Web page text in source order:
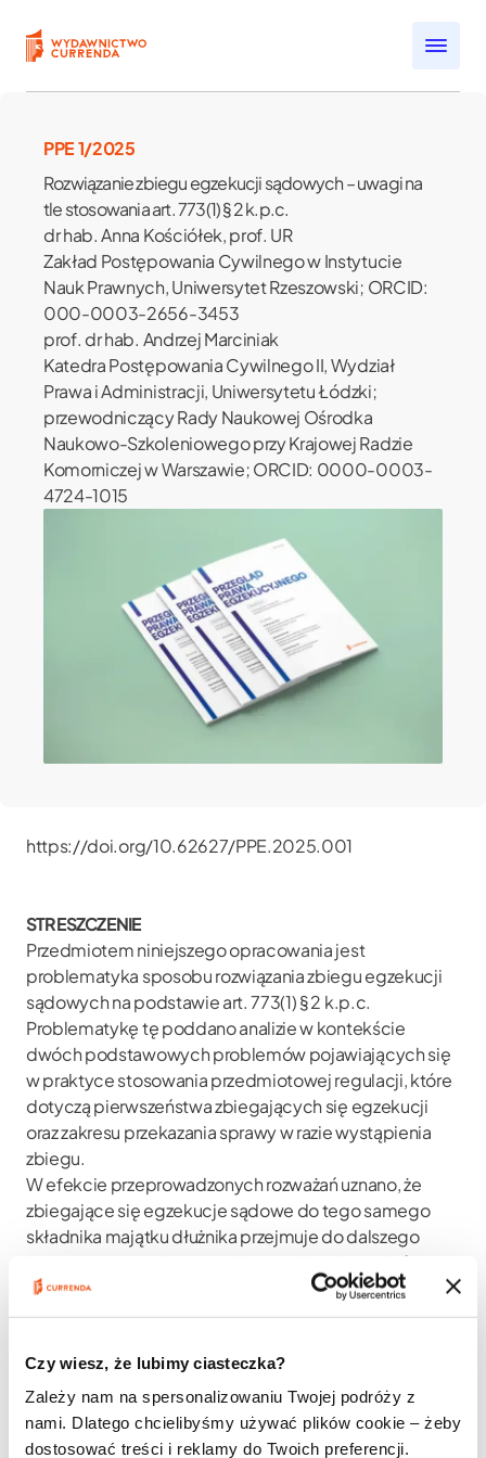
Czy wiesz, że lubimy ciasteczka?
Zależy nam na spersonalizowaniu Twojej podróży z
nami. Dlatego chcielibyśmy używać plików cookie – żeby
dostosować treści i reklamy do Twoich preferencji.
Open submenu
Open submenu
Open submenu
PPE 1/2025
Rozwiązanie zbiegu egzekucji sądowych – uwagi na
tle stosowania art. 773(1) § 2 k.p.c.
dr hab. Anna Kościółek, prof. UR
Zakład Postępowania Cywilnego w Instytucie
Nauk Prawnych, Uniwersytet Rzeszowski; ORCID:
000-0003-2656-3453
prof. dr hab. Andrzej Marciniak
Katedra Postępowania Cywilnego II, Wydział
Prawa i Administracji, Uniwersytetu Łódzki;
przewodniczący Rady Naukowej Ośrodka
Naukowo-Szkoleniowego przy Krajowej Radzie
Komorniczej w Warszawie; ORCID: 0000-0003-
4724-1015
https://doi.org/10.62627/PPE.2025.001
STRESZCZENIE
Przedmiotem niniejszego opracowania jest
problematyka sposobu rozwiązania zbiegu egzekucji
sądowych na podstawie art. 773(1) § 2 k.p.c.
Problematykę tę poddano analizie w kontekście
dwóch podstawowych problemów pojawiających się
w praktyce stosowania przedmiotowej regulacji, które
dotyczą pierwszeństwa zbiegających się egzekucji
oraz zakresu przekazania sprawy w razie wystąpienia
zbiegu.
W efekcie przeprowadzonych rozważań uznano, że
zbiegające się egzekucje sądowe do tego samego
składnika majątku dłużnika przejmuje do dalszego
łącznego prowadzenia ten komornik sądowy, który
pierwszy wszczął egzekucję, a więc ten, który pierwszy
dokonał zajęcia tego składnika majątku. Bez znaczenia
egzekucyjnych obejmujących egzekucje pozostające
w zbiegu. Przekazanie sprawy egzekucyjnej
komornikowi właściwemu do dalszego łącznego
prowadzenia zbiegających się egzekucji obejmuje